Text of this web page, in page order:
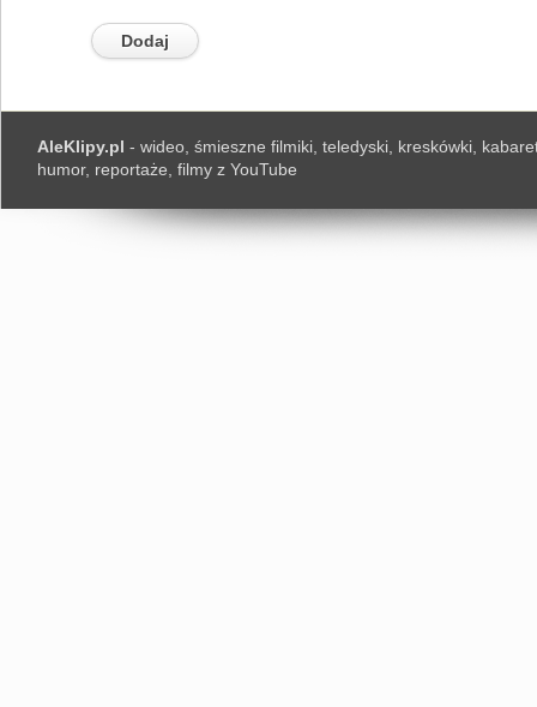
AleKlipy.pl - wideo, śmieszne filmiki, teledyski, kreskówki,
humor, reportaże, filmy z YouTube